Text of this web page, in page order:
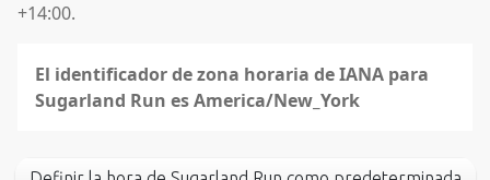
+14:00.
El identificador de zona horaria de IANA para
Sugarland Run es America/New_York